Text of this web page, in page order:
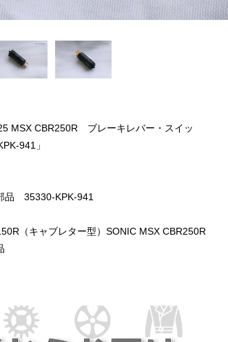
MSX CBR250R ブレーキレバー・スイッ
941」
品 35330-KPK-941
（キャブレター型）SONIC MSX CBR250R